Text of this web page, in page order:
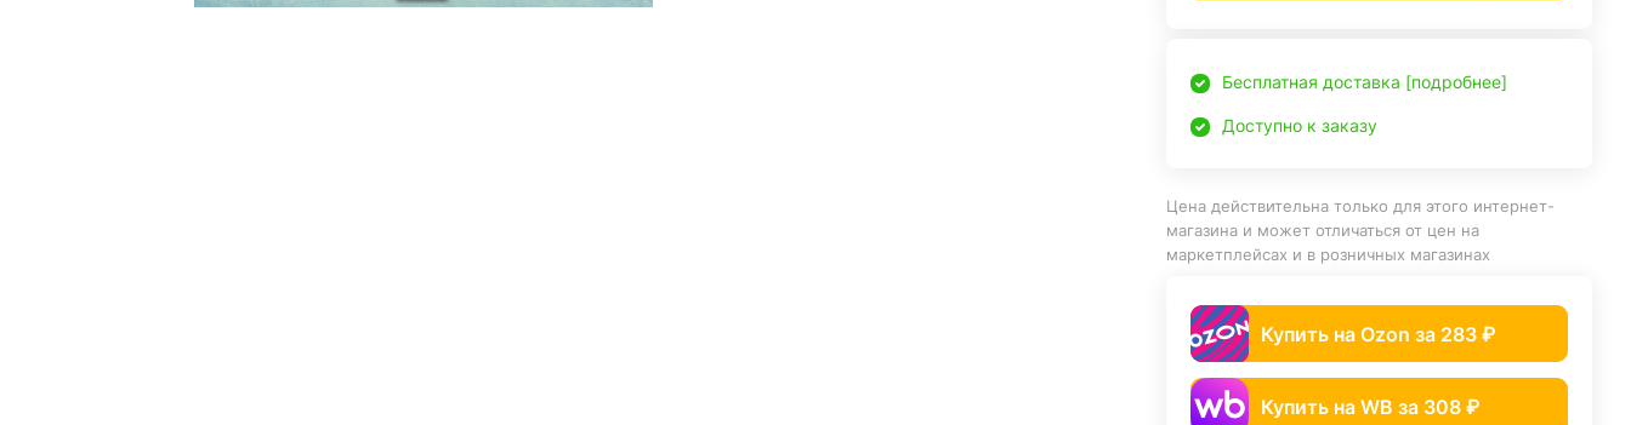
Бесплатная доставка [подробнее]
Доступно к заказу
Цена действительна только для этого интернет-
магазина и может отличаться от цен на
маркетплейсах и в розничных магазинах
Купить на Ozon за 283 ₽
Купить на WB за 308 ₽